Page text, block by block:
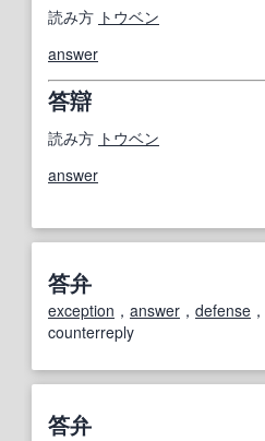
読み方 トウベン
answer
答辯
読み方 トウベン
answer
答弁
exception ， answer ， defense ，
counterreply
答弁